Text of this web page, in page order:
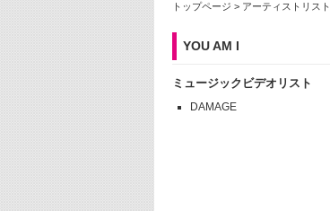
トップページ > アーティストリスト
YOU AM I
ミュージックビデオリスト
DAMAGE